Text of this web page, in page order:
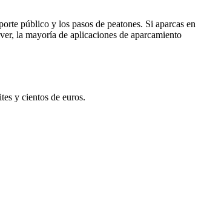
público y los pasos de peatones. Si aparcas en
la mayoría de aplicaciones de aparcamiento
y cientos de euros.